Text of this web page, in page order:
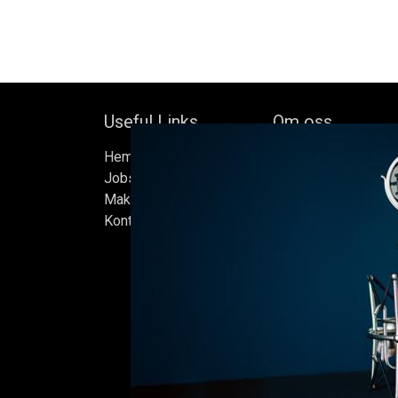
Useful Links
Hem
Jobs
Make Good
Kontakta oss
Om oss
Bock's Corner
oberoende
av Bock Brewery,
Efter nästan trettio
bryggde vi den
2015, som har blivit
Ölen bryggs i små
sats måste uppfylla
standarder vi
endast det bästa är